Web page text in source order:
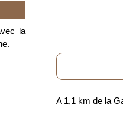
la
A 1,1 km de la